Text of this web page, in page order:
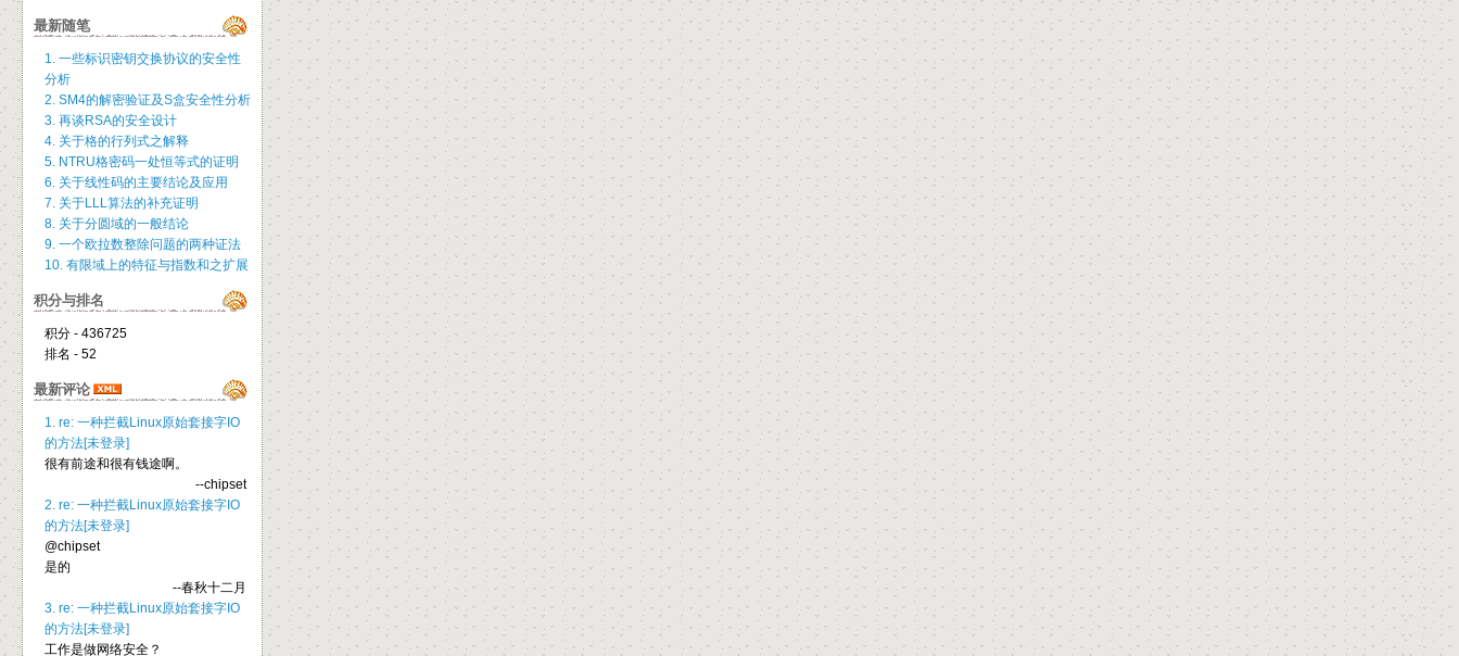
最新随笔
1. 一些标识密钥交换协议的安全性
分析
2. SM4的解密验证及S盒安全性分析
3. 再谈RSA的安全设计
4. 关于格的行列式之解释
5. NTRU格密码一处恒等式的证明
6. 关于线性码的主要结论及应用
7. 关于LLL算法的补充证明
8. 关于分圆域的一般结论
9. 一个欧拉数整除问题的两种证法
10. 有限域上的特征与指数和之扩展
积分与排名
积分 - 436725
排名 - 52
最新评论
1. re: 一种拦截Linux原始套接字IO
的方法[未登录]
很有前途和很有钱途啊。
--chipset
2. re: 一种拦截Linux原始套接字IO
的方法[未登录]
@chipset
是的
--春秋十二月
3. re: 一种拦截Linux原始套接字IO
的方法[未登录]
工作是做网络安全？